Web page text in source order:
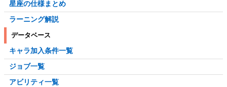
星座の仕様まとめ
ラーニング解説
データベース
キャラ加入条件一覧
ジョブ一覧
アビリティ一覧